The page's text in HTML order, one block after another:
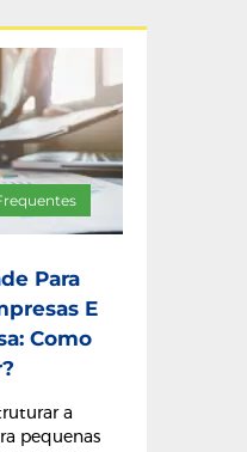
Para
E
Como
a
pequenas